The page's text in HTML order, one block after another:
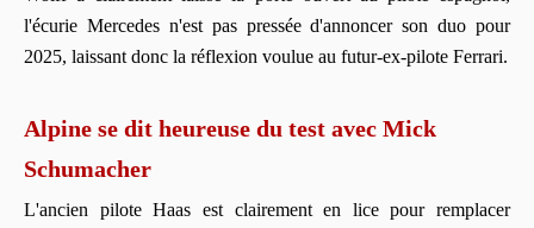
l'écurie Mercedes n'est pas pressée d'annoncer son duo pour
2025, laissant donc la réflexion voulue au futur-ex-pilote Ferrari.
Alpine se dit heureuse du test avec Mick
Schumacher
L'ancien pilote Haas est clairement en lice pour remplacer